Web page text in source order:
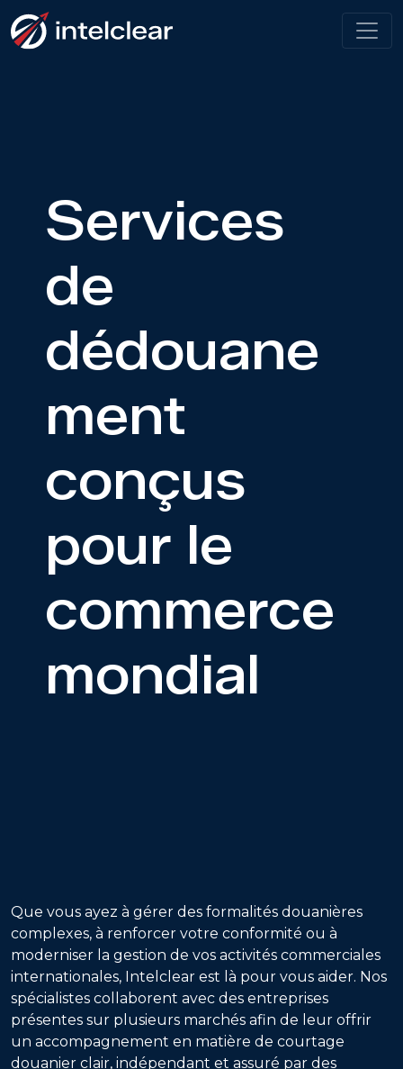
Services
de
dédouane
ment
conçus
pour le
commerce
mondial
Que vous ayez à gérer des formalités douanières
complexes, à renforcer votre conformité ou à
moderniser la gestion de vos activités commerciales
internationales, Intelclear est là pour vous aider. Nos
spécialistes collaborent avec des entreprises
présentes sur plusieurs marchés afin de leur offrir
un accompagnement en matière de courtage
douanier clair, indépendant et assuré par des